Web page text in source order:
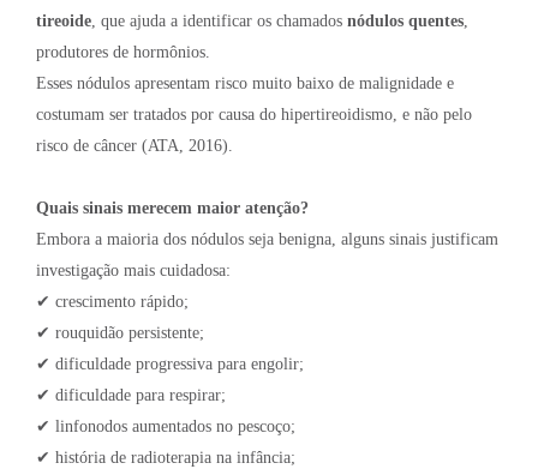
tireoide , que ajuda a identificar os chamados nódulos quentes
produtores de hormônios.
Esses nódulos apresentam risco muito baixo de malignidade e
costumam ser tratados por causa do hipertireoidismo, e não pelo
risco de câncer (ATA, 2016).
Quais sinais merecem maior atenção?
Embora a maioria dos nódulos seja benigna, alguns sinais justificam
investigação mais cuidadosa:
✔ crescimento rápido;
✔ rouquidão persistente;
✔ dificuldade progressiva para engolir;
✔ dificuldade para respirar;
✔ linfonodos aumentados no pescoço;
✔ história de radioterapia na infância;